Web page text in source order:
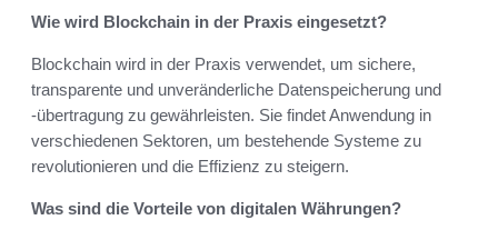
Wie wird Blockchain in der Praxis eingesetzt?
Blockchain wird in der Praxis verwendet, um sichere,
transparente und unveränderliche Datenspeicherung und
-übertragung zu gewährleisten. Sie findet Anwendung in
verschiedenen Sektoren, um bestehende Systeme zu
revolutionieren und die Effizienz zu steigern.
Was sind die Vorteile von digitalen Währungen?